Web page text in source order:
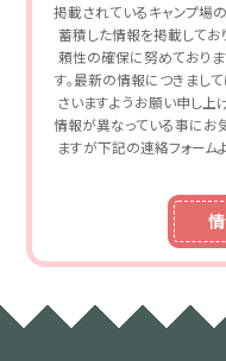
掲載されているキャンプ場
蓄積した情報を掲載してお
頼性の確保に努めており
す。最新の情報につきまし
さいますようお願い申し上
情報が異なっている事にお
ますが下記の連絡フォーム